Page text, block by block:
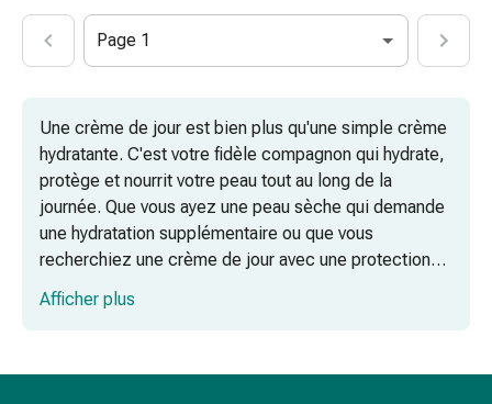
de
bourgeons
de
Homéopathie
Phytothérapie
Sel
de
Schüssler
Spagyrie
Rein,
Page 1
Une crème de jour est bien plus qu'une simple crème
hydratante. C'est votre fidèle compagnon qui hydrate,
protège et nourrit votre peau tout au long de la
journée. Que vous ayez une peau sèche qui demande
une hydratation supplémentaire ou que vous
recherchiez une crème de jour avec une protection
solaire pour protéger votre peau des rayons UV
nocifs, nous avons ce qu'il vous faut.
Afficher plus